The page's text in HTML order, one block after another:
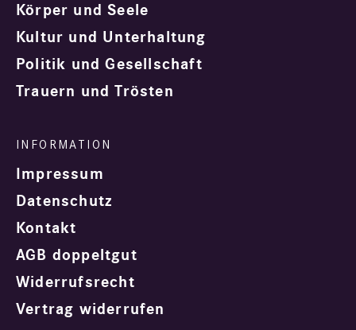
Körper und Seele
Kultur und Unterhaltung
Politik und Gesellschaft
Trauern und Trösten
Impressum
Datenschutz
Kontakt
AGB doppeltgut
Widerrufsrecht
Vertrag widerrufen